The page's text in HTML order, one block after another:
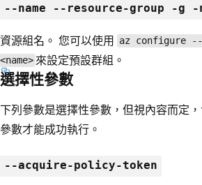
--name --resource-group -g -
資源組名。 您可以使用 az configure
<name> 來設定預設群組。
選擇性參數
下列參數是選擇性參數，但視內容而定
參數才能成功執行。
--acquire-policy-token